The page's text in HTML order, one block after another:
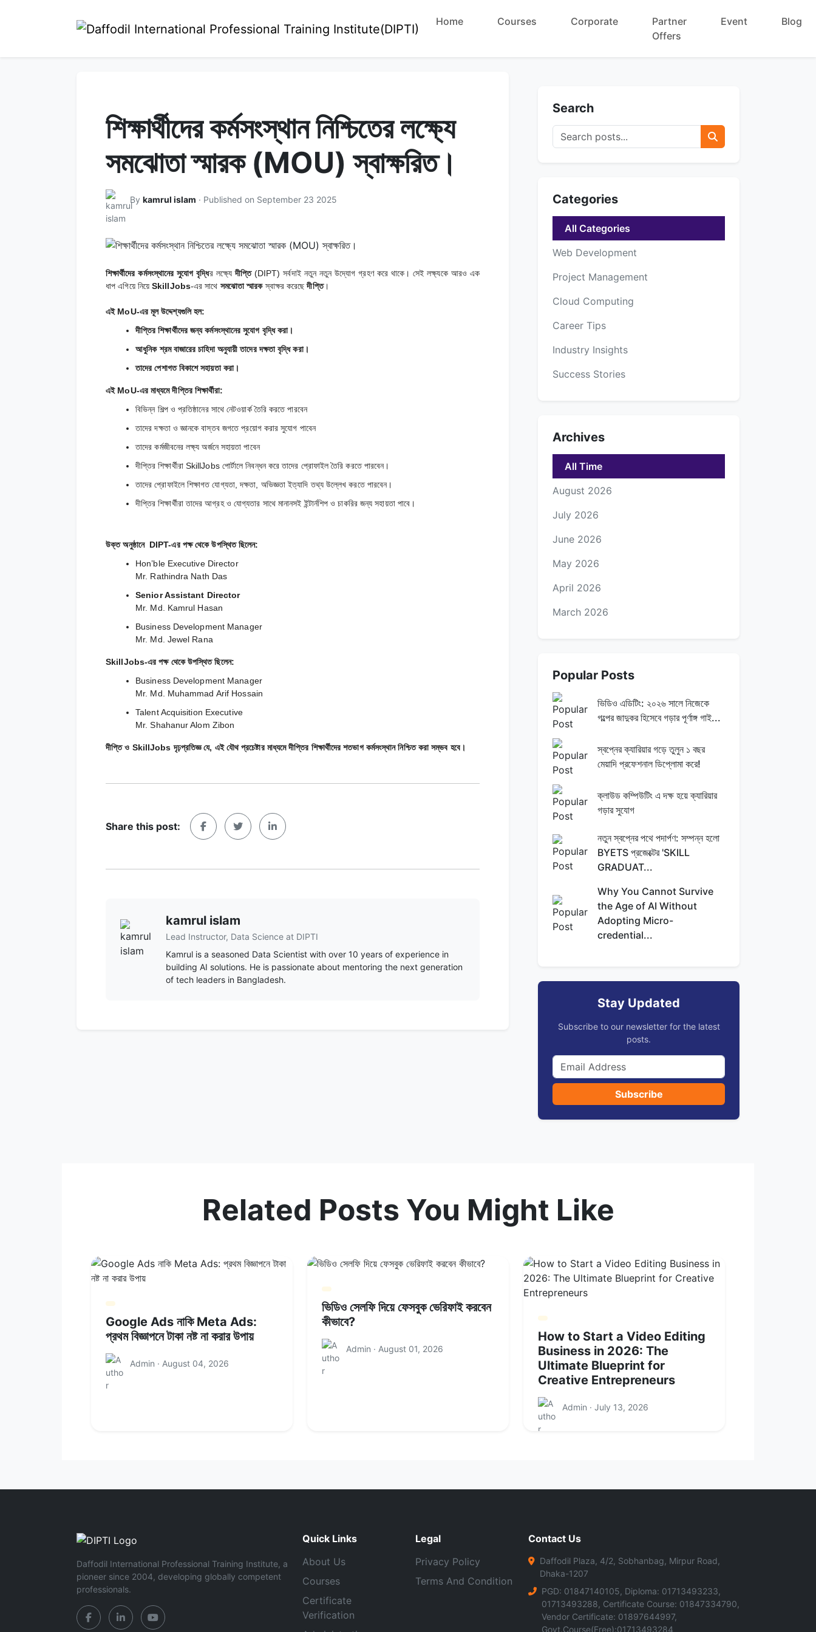
Home Courses Corporate
Partner
Offers
Event Blog
শিক্ষার্থীদের কর্মসংস্থান নিশ্চিতের লক্ষ্যে
সমঝোতা স্মারক (MOU) স্বাক্ষরিত।
By kamrul islam · Published on September 23 2025
শিক্ষার্থীদের কর্মসংস্থানের সুযোগ বৃদ্ধির লক্ষ্যেদীপ্তি(DIPT) সর্বদাই নতুন নতুন উদ্যোগ গ্রহণ করে থাকে। সেই লক্ষ্যকে আরও এক
ধাপ এগিয়ে নিয়ে SkillJobs-এর সাথে সমঝোতা স্মারকস্বাক্ষর করেছেদীপ্তি।
এই MoU-এর মূল উদ্দেশ্যগুলি হল:
দীপ্তির শিক্ষার্থীদের জন্য কর্মসংস্থানের সুযোগ বৃদ্ধি করা।
আধুনিক শ্রম বাজারের চাহিদা অনুযায়ী তাদের দক্ষতা বৃদ্ধি করা।
তাদের পেশাগত বিকাশে সহায়তা করা।
এই MoU-এর মাধ্যমে দীপ্তির শিক্ষার্থীরা:
বিভিন্ন শিল্প ও প্রতিষ্ঠানের সাথে নেটওয়ার্ক তৈরি করতে পারবেন
তাদের দক্ষতা ও জ্ঞানকে বাস্তব জগতে প্রয়োগ করার সুযোগ পাবেন
তাদের কর্মজীবনের লক্ষ্য অর্জনে সহায়তা পাবেন
দীপ্তির শিক্ষার্থীরা SkillJobs পোর্টালে নিবন্ধন করে তাদের প্রোফাইল তৈরি করতে পারবেন।
তাদের প্রোফাইলে শিক্ষাগত যোগ্যতা, দক্ষতা, অভিজ্ঞতা ইত্যাদি তথ্য উল্লেখ করতে পারবেন।
দীপ্তির শিক্ষার্থীরা তাদের আগ্রহ ও যোগ্যতার সাথে মানানসই ইন্টার্নশিপ ও চাকরির জন্য সহায়তা পাবে।
উক্ত অনুষ্ঠানে DIPT-এর পক্ষ থেকে উপস্থিত ছিলেন:
Hon’ble Executive Director
Mr. Rathindra Nath Das
Senior Assistant Director
Mr. Md. Kamrul Hasan
Business Development Manager
Mr. Md. Jewel Rana
SkillJobs-এর পক্ষ থেকে উপস্থিত ছিলেন:
Business Development Manager
Mr. Md. Muhammad Arif Hossain
Talent Acquisition Executive
Mr. Shahanur Alom Zibon
দীপ্তি ও SkillJobs দৃঢ়প্রতিজ্ঞ যে, এই যৌথ প্রচেষ্টার মাধ্যমে দীপ্তির শিক্ষার্থীদের শতভাগ কর্মসংস্থান নিশ্চিত করা সম্ভব হবে।
Share this post:
kamrul islam
Lead Instructor, Data Science at DIPTI
Kamrul is a seasoned Data Scientist with over 10 years of experience in
building AI solutions. He is passionate about mentoring the next generation
of tech leaders in Bangladesh.
Search
Categories
All Categories
Web Development
Project Management
Cloud Computing
Career Tips
Industry Insights
Success Stories
Archives
All Time
August 2026
July 2026
June 2026
May 2026
April 2026
March 2026
Popular Posts
ভিডিও এডিটিং: ২০২৬ সালে নিজেকে
গল্পের জাদুকর হিসেবে গড়ার পূর্ণাঙ্গ গাই...
স্বপ্নের ক্যারিয়ার গড়ে তুলুন ১ বছর
মেয়াদি প্রফেশনাল ডিপ্লোমা করে!
ক্লাউড কম্পিউটিং এ দক্ষ হয়ে ক্যারিয়ার
গড়ার সুযোগ
নতুন স্বপ্নের পথে পদার্পণ: সম্পন্ন হলো
BYETS প্রজেক্টের 'SKILL
GRADUAT...
Why You Cannot Survive
the Age of AI Without
Adopting Micro-
credential...
Stay Updated
Subscribe to our newsletter for the latest
posts.
Subscribe
Related Posts You Might Like
Google Ads নাকি Meta Ads:
প্রথম বিজ্ঞাপনে টাকা নষ্ট না করার উপায়
Admin · August 04, 2026
ভিডিও সেলফি দিয়ে ফেসবুক ভেরিফাই করবেন
কীভাবে?
Admin · August 01, 2026
How to Start a Video Editing
Business in 2026: The
Ultimate Blueprint for
Creative Entrepreneurs
Admin · July 13, 2026
Daffodil International Professional Training Institute, a
pioneer since 2004, developing globally competent
professionals.
Quick Links
About Us
Courses
Certificate
Verification
Legal
Privacy Policy
Terms And Condition
Contact Us
Daffodil Plaza, 4/2, Sobhanbag, Mirpur Road,
Dhaka-1207
PGD: 01847140105, Diploma: 01713493233,
01713493288, Certificate Course: 01847334790,
Vendor Certificate: 01897644997,
Govt.Course(Free):01713493284